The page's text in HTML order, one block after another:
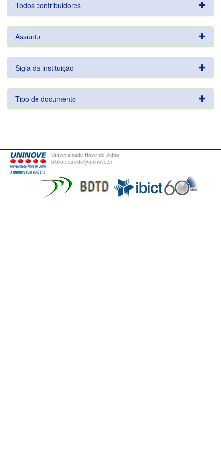
Todos contribuidores
Assunto
Sigla da instituição
Tipo de documento
Universidade Nove de Julho
bibliotecatede@uninove.br